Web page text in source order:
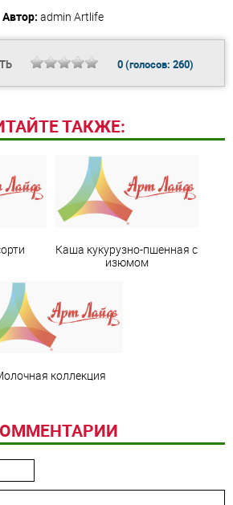
Автор: admin Artlife
0(голосов: 260)
ТАКЖЕ:
Каша кукурузно-пшенная с
изюмом
коллекция